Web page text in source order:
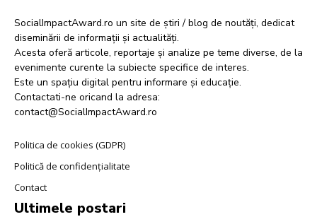
SocialImpactAward.ro un site de știri / blog de noutăți, dedicat
diseminării de informații și actualități.
Acesta oferă articole, reportaje și analize pe teme diverse, de la
evenimente curente la subiecte specifice de interes.
Este un spațiu digital pentru informare și educație.
Contactati-ne oricand la adresa:
contact@SocialImpactAward.ro
Politica de cookies (GDPR)
Politică de confidențialitate
Contact
Ultimele postari